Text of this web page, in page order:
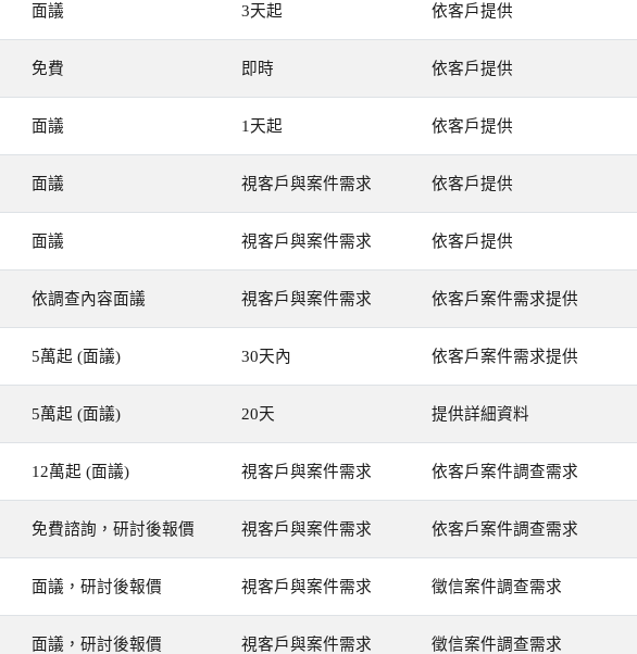
面議 3天起 依客戶提供
免費 即時 依客戶提供
面議 1天起 依客戶提供
面議 視客戶與案件需求 依客戶提供
面議 視客戶與案件需求 依客戶提供
依調查內容面議 視客戶與案件需求 依客戶案件需求提供
5萬起 (面議) 30天內 依客戶案件需求提供
5萬起 (面議) 20天 提供詳細資料
12萬起 (面議) 視客戶與案件需求 依客戶案件調查需求
免費諮詢，研討後報價 視客戶與案件需求 依客戶案件調查需求
面議，研討後報價 視客戶與案件需求 徵信案件調查需求
面議，研討後報價 視客戶與案件需求 徵信案件調查需求